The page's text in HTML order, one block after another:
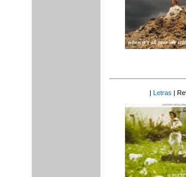
| Letras |